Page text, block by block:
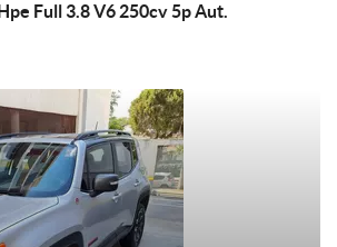
Full 3.8 V6 250cv 5p Aut.